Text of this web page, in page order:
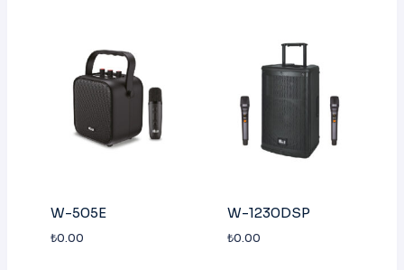
W-505E
₺0.00
W-1230DSP
₺0.00